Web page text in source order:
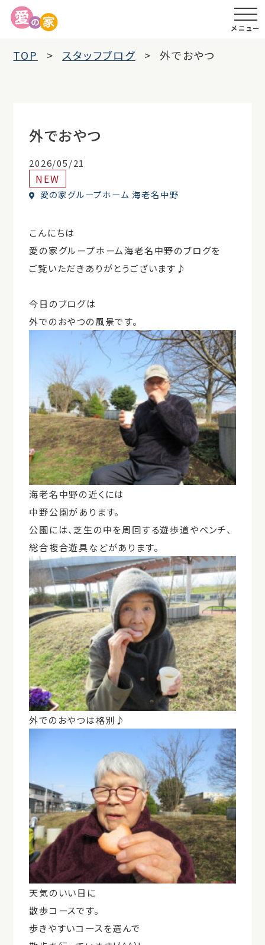
メニュー
TOP スタッフブログ 外でおやつ
外でおやつ
2026/05/21
NEW
愛の家グループホーム 海老名中野
こんにちは
愛の家グループホーム海老名中野のブログを
ご覧いただきありがとうございます♪
今日のブログは
外でのおやつの風景です。
海老名中野の近くには
中野公園があります。
公園には、芝生の中を周回する遊歩道やベンチ、
総合複合遊具などがあります。
外でのおやつは格別♪
天気のいい日に
散歩コースです。
歩きやすいコースを選んで